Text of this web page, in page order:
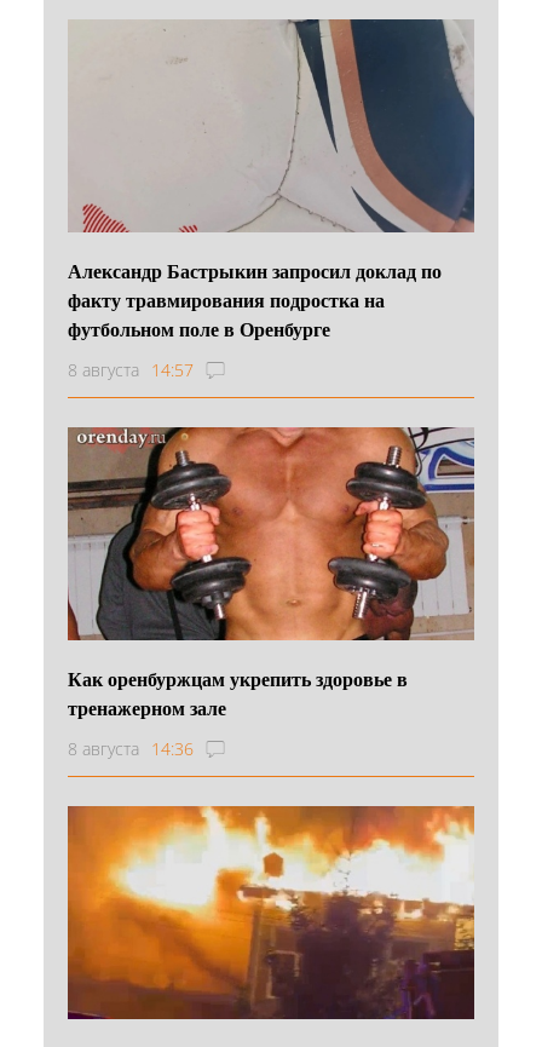
Александр Бастрыкин запросил доклад по
факту травмирования подростка на
футбольном поле в Оренбурге
8 августа 14:57
Как оренбуржцам укрепить здоровье в
тренажерном зале
8 августа 14:36